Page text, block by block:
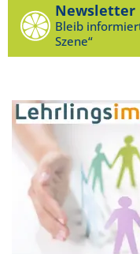
Newsletter
Bleib
Szene“